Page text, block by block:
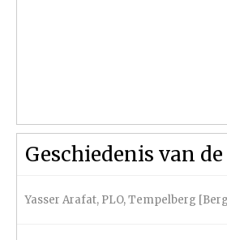
Geschiedenis van
Yasser Arafat, PLO,Tempelberg